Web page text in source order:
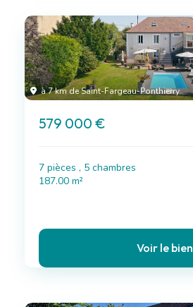
à 7 km de Saint-Fargeau-Ponthierry
579 000 €
7 pièces , 5 chambres
187.00 m²
Voir le bien